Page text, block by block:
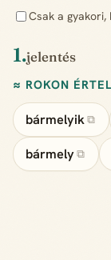
Csak a gyakori,
1.jelentés
≈ ROKON
bármelyik ⧉
bármely ⧉